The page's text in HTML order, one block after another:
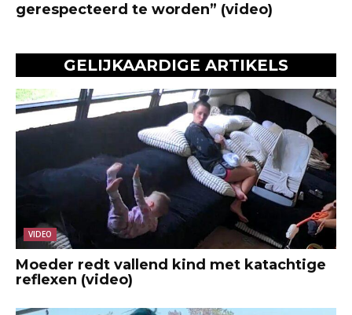
gerespecteerd te worden” (video)
GELIJKAARDIGE ARTIKELS
VIDEO
Moeder redt vallend kind met katachtige
reflexen (video)